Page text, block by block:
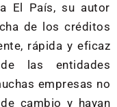
El País, su autor
de los créditos
rápida y eficaz
las entidades
empresas no
cambio y hayan